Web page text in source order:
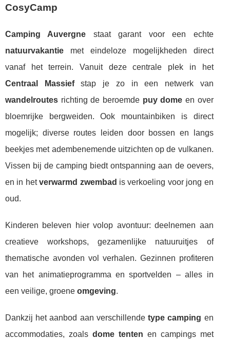
CosyCamp
Camping Auvergne staat garant voor een echte
natuurvakantie met eindeloze mogelijkheden direct
vanaf het terrein. Vanuit deze centrale plek in het
Centraal Massiefstap je zo in een netwerk van
wandelroutes richting de beroemde puy dome en over
bloemrijke bergweiden. Ook mountainbiken is direct
mogelijk; diverse routes leiden door bossen en langs
beekjes met adembenemende uitzichten op de vulkanen.
Vissen bij de camping biedt ontspanning aan de oevers,
en in hetverwarmd zwembad is verkoeling voor jong en
oud.
Kinderen beleven hier volop avontuur: deelnemen aan
creatieve workshops, gezamenlijke natuuruitjes of
thematische avonden vol verhalen. Gezinnen profiteren
van het animatieprogramma en sportvelden – alles in
een veilige, groene omgeving.
Dankzij het aanbod aan verschillendetype camping en
accommodaties, zoals dome tenten en campings met